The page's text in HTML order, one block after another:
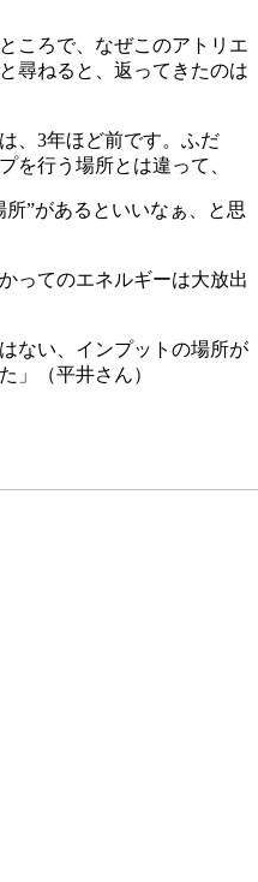
ころで、なぜこのアトリエ
尋ねると、返ってきたのは
、3年ほど前です。ふだ
を行う場所とは違って、
”があるといいなぁ、と思
ってのエネルギーは大放出
ない、インプットの場所が
」（平井さん）